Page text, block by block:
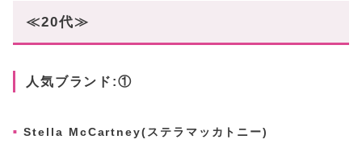
≪20代≫
人気ブランド:①
Stella McCartney(ステラマッカトニー)